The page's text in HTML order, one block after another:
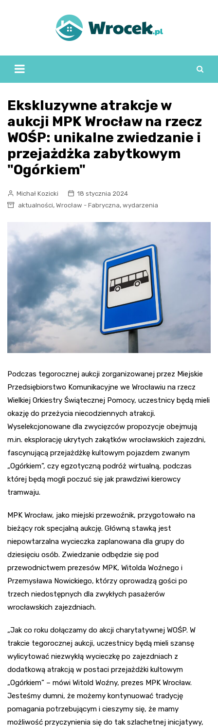
Ekskluzywne atrakcje w
aukcji MPK Wrocław na rzecz
WOŚP: unikalne zwiedzanie i
przejażdżka zabytkowym
"Ogórkiem"
Michał Kozicki
18 stycznia 2024
aktualności, Wrocław - Fabryczna, wydarzenia
Podczas tegorocznej aukcji zorganizowanej przez Miejskie
Przedsiębiorstwo Komunikacyjne we Wrocławiu na rzecz
Wielkiej Orkiestry Świątecznej Pomocy, uczestnicy będą mieli
okazję do przeżycia niecodziennych atrakcji.
Wyselekcjonowane dla zwycięzców propozycje obejmują
m.in. eksplorację ukrytych zakątków wrocławskich zajezdni,
fascynującą przejażdżkę kultowym pojazdem zwanym
„Ogórkiem”, czy egzotyczną podróż wirtualną, podczas
której będą mogli poczuć się jak prawdziwi kierowcy
tramwaju.
MPK Wrocław, jako miejski przewoźnik, przygotowało na
bieżący rok specjalną aukcję. Główną stawką jest
niepowtarzalna wycieczka zaplanowana dla grupy do
dziesięciu osób. Zwiedzanie odbędzie się pod
przewodnictwem prezesów MPK, Witolda Woźnego i
Przemysława Nowickiego, którzy oprowadzą gości po
trzech niedostępnych dla zwykłych pasażerów
wrocławskich zajezdniach.
„Jak co roku dołączamy do akcji charytatywnej WOŚP. W
trakcie tegorocznej aukcji, uczestnicy będą mieli szansę
wylicytować niezwykłą wycieczkę po zajezdniach z
dodatkową atrakcją w postaci przejażdżki kultowym
„Ogórkiem” – mówi Witold Woźny, prezes MPK Wrocław.
Jesteśmy dumni, że możemy kontynuować tradycję
pomagania potrzebującym i cieszymy się, że mamy
możliwość przyczynienia się do tak szlachetnej inicjatywy,